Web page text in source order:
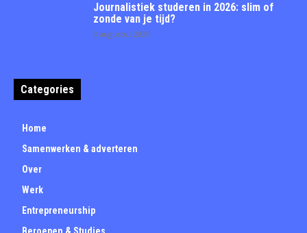
Journalistiek studeren in 2026: slim of
zonde van je tijd?
3 augustus 2026
Categories
Home
Samenwerken & adverteren
Over
Werk
Entrepreneurship